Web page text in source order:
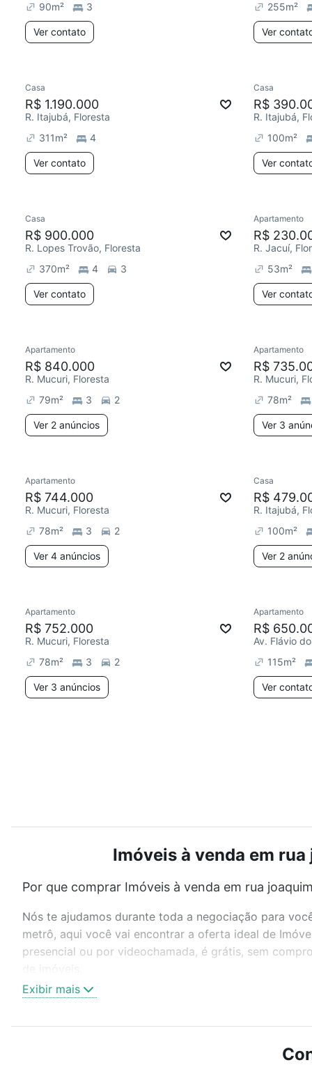
90m² 3
Ver contato
255m²
Ver
Casa
R$ 1.190.000
R. Itajubá, Floresta
311m² 4
Ver contato
Casa
R$
R. Itajubá,
100m²
Ver
Casa
R$ 900.000
R. Lopes Trovão, Floresta
370m² 4 3
Ver contato
Apartamento
R$
R. Jacuí,
53m²
Ver
Apartamento
R$ 840.000
R. Mucuri, Floresta
79m² 3 2
Ver 2 anúncios
Apartamento
R$
R. Mucuri,
78m²
Ver 3
Apartamento
R$ 744.000
R. Mucuri, Floresta
78m² 3 2
Ver 4 anúncios
Casa
R$
R. Itajubá,
100m²
Ver 2
Apartamento
R$ 752.000
R. Mucuri, Floresta
78m² 3 2
Ver 3 anúncios
Apartamento
R$
Av. Flávio
115m²
Ver
Imóveis à venda em
Por que comprar Imóveis à venda em rua
Nós te ajudamos durante toda a negociação para
metrô, aqui você vai encontrar a oferta ideal de
presencial ou por videochamada, é grátis, sem
Como escolher um imóvel?
Use barra de busca no topo para pesquisar por
ou sem vaga de garagem para combinar
Imóveis à venda em rua joaquim felicio - Floresta,
Exibir mais